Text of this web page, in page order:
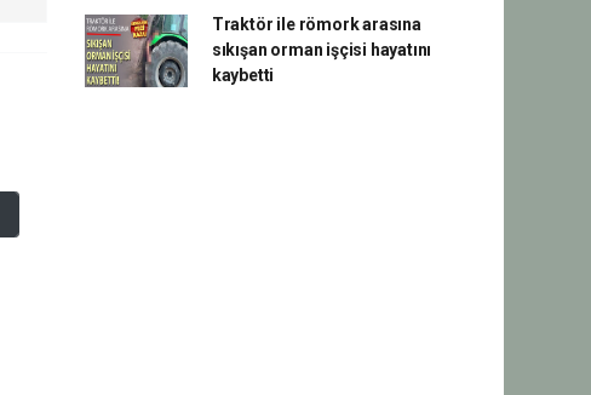
Traktör ile römork arasına
sıkışan orman işçisi hayatını
kaybetti